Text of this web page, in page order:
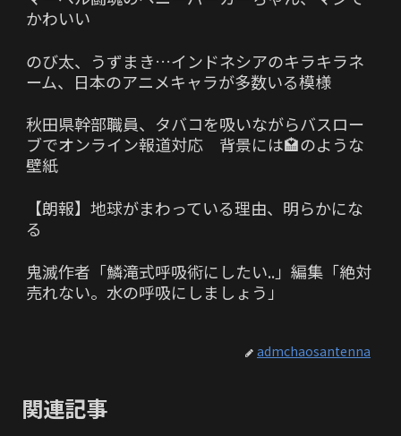
かわいい
のび太、うずまき…インドネシアのキラキラネ
ーム、日本のアニメキャラが多数いる模様
秋田県幹部職員、タバコを吸いながらバスロー
ブでオンライン報道対応 背景には🏩のような
壁紙
【朗報】地球がまわっている理由、明らかにな
る
鬼滅作者「鱗滝式呼吸術にしたい..」編集「絶対
売れない。水の呼吸にしましょう」
admchaosantenna
関連記事